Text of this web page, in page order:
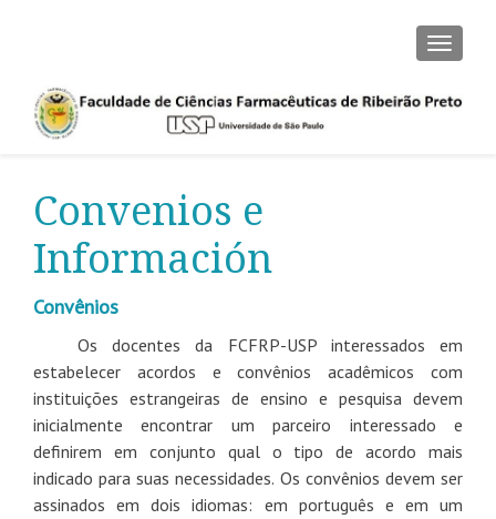
Convenios e
Información
Convênios
Os docentes da FCFRP-USP interessados em
estabelecer acordos e convênios acadêmicos com
instituições estrangeiras de ensino e pesquisa devem
inicialmente encontrar um parceiro interessado e
definirem em conjunto qual o tipo de acordo mais
indicado para suas necessidades. Os convênios devem ser
assinados em dois idiomas: em português e em um